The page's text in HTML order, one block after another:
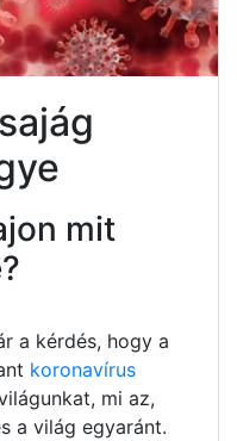
mit
a kérdés, hogy a
koronavírus
mi az,
a világ egyaránt.